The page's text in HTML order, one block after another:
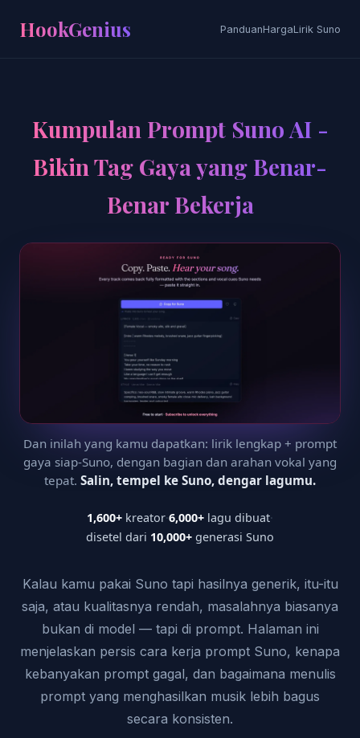
HookGenius PanduanHargaLirik Suno
Kumpulan Prompt Suno AI -
Bikin Tag Gaya yang Benar-
Benar Bekerja
Dan inilah yang kamu dapatkan: lirik lengkap + prompt
gaya siap-Suno, dengan bagian dan arahan vokal yang
tepat. Salin, tempel ke Suno, dengar lagumu.
1,600+ kreator·6,000+ lagu dibuat·
disetel dari 10,000+ generasi Suno
Kalau kamu pakai Suno tapi hasilnya generik, itu-itu
saja, atau kualitasnya rendah, masalahnya biasanya
bukan di model — tapi di prompt. Halaman ini
menjelaskan persis cara kerja prompt Suno, kenapa
kebanyakan prompt gagal, dan bagaimana menulis
prompt yang menghasilkan musik lebih bagus
secara konsisten.